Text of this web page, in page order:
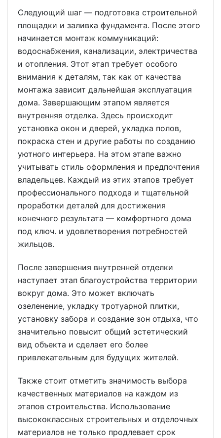
Следующий шаг — подготовка строительной
площадки и заливка фундамента. После этого
начинается монтаж коммуникаций:
водоснабжения, канализации, электричества
и отопления. Этот этап требует особого
внимания к деталям, так как от качества
монтажа зависит дальнейшая эксплуатация
дома. Завершающим этапом является
внутренняя отделка. Здесь происходит
установка окон и дверей, укладка полов,
покраска стен и другие работы по созданию
уютного интерьера. На этом этапе важно
учитывать стиль оформления и предпочтения
владельцев. Каждый из этих этапов требует
профессионального подхода и тщательной
проработки деталей для достижения
конечного результата — комфортного дома
под ключ. и удовлетворения потребностей
жильцов.
После завершения внутренней отделки
наступает этап благоустройства территории
вокруг дома. Это может включать
озеленение, укладку тротуарной плитки,
установку забора и создание зон отдыха, что
значительно повысит общий эстетический
вид объекта и сделает его более
привлекательным для будущих жителей.
Также стоит отметить значимость выбора
качественных материалов на каждом из
этапов строительства. Использование
высококлассных строительных и отделочных
материалов не только продлевает срок